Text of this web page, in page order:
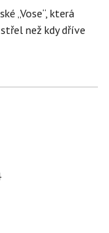
„Vose“, která
než kdy dříve